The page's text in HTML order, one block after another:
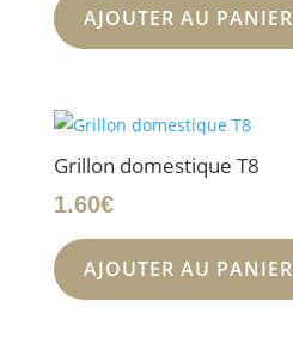
AJOUTER AU PANIER
Grillon domestique T8
1.60€
AJOUTER AU PANIER